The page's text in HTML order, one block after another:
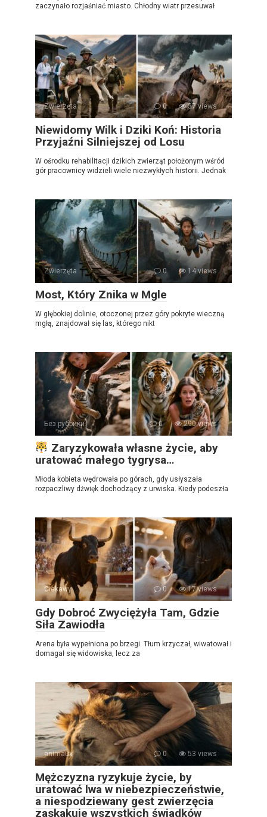
zaczynało rozjaśniać miasto. Chłodny wiatr przesuwał
Zwierzęta 0 37 views
Niewidomy Wilk i Dziki Koń: Historia
Przyjaźni Silniejszej od Losu
W ośrodku rehabilitacji dzikich zwierząt położonym wśród
gór pracownicy widzieli wiele niezwykłych historii. Jednak
Zwierzęta 0 14 views
Most, Który Znika w Mgle
W głębokiej dolinie, otoczonej przez góry pokryte wieczną
mgłą, znajdował się las, którego nikt
Без рубрики 0 290 views
Zaryzykowała własne życie, aby
uratować małego tygrysa…
Młoda kobieta wędrowała po górach, gdy usłyszała
rozpaczliwy dźwięk dochodzący z urwiska. Kiedy podeszła
Ciekawy 0 17 views
Gdy Dobroć Zwyciężyła Tam, Gdzie
Siła Zawiodła
Arena była wypełniona po brzegi. Tłum krzyczał, wiwatował i
domagał się widowiska, lecz za
animaux 0 53 views
Mężczyzna ryzykuje życie, by
uratować lwa w niebezpieczeństwie,
a niespodziewany gest zwierzęcia
zaskakuje wszystkich świadków